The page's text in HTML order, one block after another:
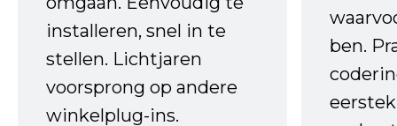
installeren, snel in te
stellen. Lichtjaren
voorsprong op andere
winkelplug-ins.
ben.